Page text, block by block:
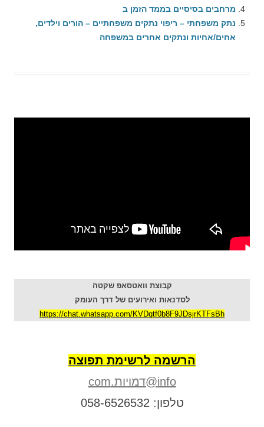
מרחבים בסיסיים בממד הזמן ב
נתק משפחתי – ריפוי נתקים משפחתיים – הורים וילדים,
אחים/אחיות ונתקים אחרים במשפחה
קבוצת וואטסאפ שקטה
לסדנאות ואירועים של דרך העומק
https://chat.whatsapp.com/KVDqtf0b8F9JDsjrKTFsBh
הרשמה לרשימת תפוצה
info@דמויות.com
טלפון: 058-6526532